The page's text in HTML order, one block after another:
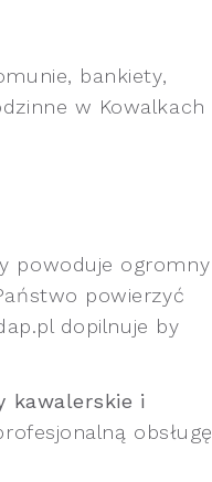
bankiety,
w Kowalkach
powoduje ogromny
powierzyć
dopilnuje by
kawalerskie i
obsługę